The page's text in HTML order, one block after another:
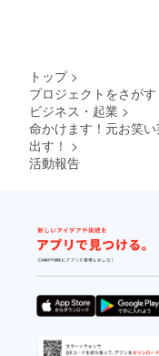
トップ >
プロジェクトをさがす
ビジネス・起業 >
命かけます！元お笑
出す！ >
活動報告